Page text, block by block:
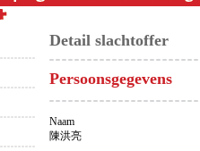
Detail slachtoffer
Persoonsgegevens
Naam
陳洪亮